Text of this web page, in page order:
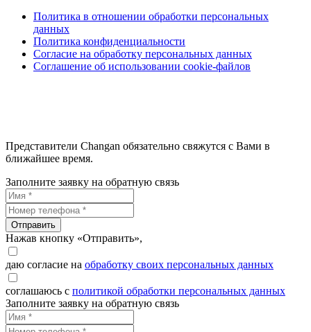
Политика в отношении обработки персональных
данных
Политика конфиденциальности
Согласие на обработку персональных данных
Соглашение об использовании cookie-файлов
Представители Changan обязательно свяжутся с Вами в
ближайшее время.
Заполните заявку на обратную связь
Отправить
Нажав кнопку «Отправить»,
даю согласие на обработку своих персональных данных
соглашаюсь с политикой обработки персональных данных
Заполните заявку на обратную связь